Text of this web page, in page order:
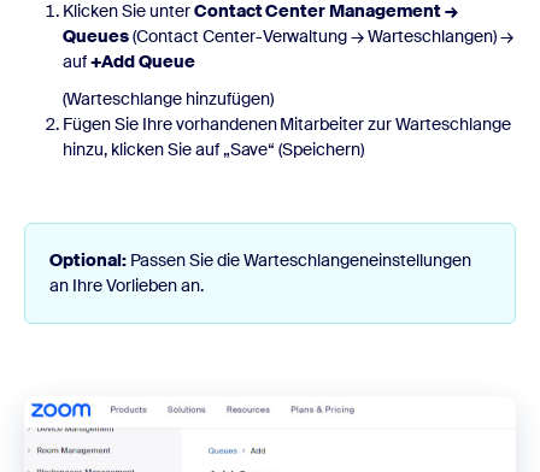
Klicken Sie unterContact Center Management →
Queues(Contact Center-Verwaltung → Warteschlangen) →
auf+Add Queue
(Warteschlange hinzufügen)
Fügen Sie Ihre vorhandenen Mitarbeiter zur Warteschlange
hinzu, klicken Sie auf „Save“ (Speichern)
Optional: Passen Sie die Warteschlangeneinstellungen
an Ihre Vorlieben an.